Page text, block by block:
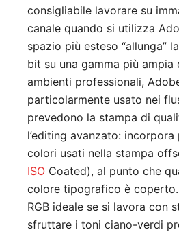
consigliabile lavorare su
canale quando si utilizza
spazio più esteso “allunga”
bit su una gamma più ampia
ambienti professionali,
particolarmente usato nei
prevedono la stampa di
l’editing avanzato:
colori usati nella stampa
ISO Coated), al punto che
colore tipografico è
RGB ideale se si lavora con
sfruttare i toni ciano-verdi